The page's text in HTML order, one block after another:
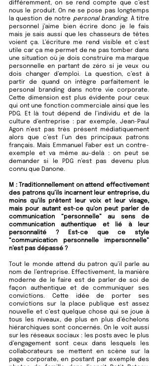
différemment, on se rend compte que c’est
nous le produit. On ne se pose pas longtemps
la question de notre personal branding. À titre
personnel j’aime bien écrire donc je le fais
mais je sais aussi que les chasseurs de têtes
voient ça. L’écriture me rend visible et c’est
utile car ça me permet de ne pas tomber dans
une situation où je dois construire ma marque
personnelle en partant de zéro si je veux ou
dois changer d’emploi. La question, c’est à
partir de quand on intègre parfaitement le
personal branding dans notre vie corporate.
Cette dimension est plus évidente pour ceux
qui ont une fonction commerciale ainsi que les
PDG. Et là tout dépend de l’individu et de la
culture d’entreprise : par exemple, Jean-Paul
Agon n’est pas très présent médiatiquement
alors que c’est l’un des principaux patrons
français. Mais Emmanuel Faber est un contre-
exemple et va même au-delà : on peut se
demander si le PDG n’est pas devenu plus
connu que Danone.
M : Traditionnellement on attend effectivement
des patrons qu’ils incarnent leur entreprise, du
moins qu’ils prêtent leur voix et leur visage,
mais pour autant est-ce qu’on peut parler de
communication “personnelle” au sens de
communication authentique et lié à leur
personnalité ? Est-ce que ce style
“communication personnelle impersonnelle”
n’est pas dépassé ?
Tout le monde attend du patron qu’il parle au
nom de l’entreprise. Effectivement, la manière
moderne de le faire est de parler de soi de
façon authentique et de communiquer ses
convictions. Cette idée de porter ses
convictions sur la place publique est assez
nouvelle et c’est quelque chose qui se joue à
tous les niveaux, de plus en plus d’échelons
hiérarchiques sont concernés. On le voit aussi
sur les réseaux sociaux : les posts avec le plus
d’engagement sont ceux dans lesquels les
collaborateurs se mettent en scène sur la
page corporate, en postant par exemple des